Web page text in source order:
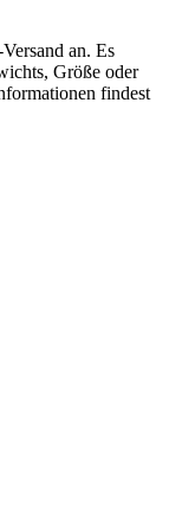
an. Es
Größe oder
findest